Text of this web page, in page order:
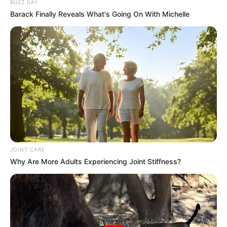
ALERTA BOGOTÁ EN GOOGLE NEWS
TEMAS RELACIONADOS
VÍAS DE BOGOTÁ
AEROPUERTO EL DORADO
AEROPUERTOS
MANTÉNGASE EN ALERTA
Tenemos todas las noticias que le
interesan. Para estar bien informado, por
favor, active las notificaciones de Alerta.
ACTIVAR AHORA
BUZZ DAY
Barack Finally Reveals What's Going On With Michelle
JOINT CARE
Why Are More Adults Experiencing Joint Stiffness?